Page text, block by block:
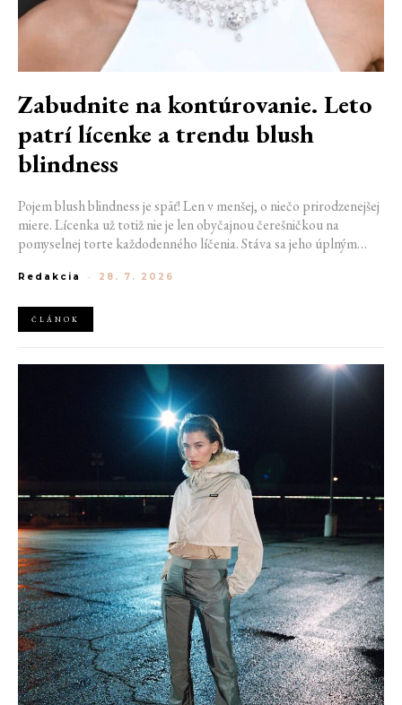
Zabudnite na kontúrovanie. Leto
patrí lícenke a trendu blush
blindness
Pojem blush blindness je späť! Len v menšej, o niečo prirodzenejšej
miere. Lícenka už totiž nie je len obyčajnou čerešničkou na
pomyselnej torte každodenného líčenia. Stáva sa jeho úplným
sviežosť, ktorú žiadny iný produkt napodobniť nedokáže. Termín
aktuálnym trendom.
Redakcia - 28. 7. 2026
ČLÁNOK